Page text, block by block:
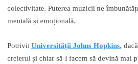
colectivitate. Puterea muzicii ne
mentală și emoțională.
Potrivit Universității Johns Hopkins,
creierul și chiar să-l facem să devină mai